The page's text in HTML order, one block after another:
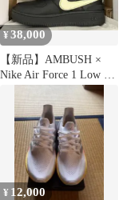
¥38,000
【新品】AMBUSH ×
Nike Air Force 1 Low ナ
¥ 12,000